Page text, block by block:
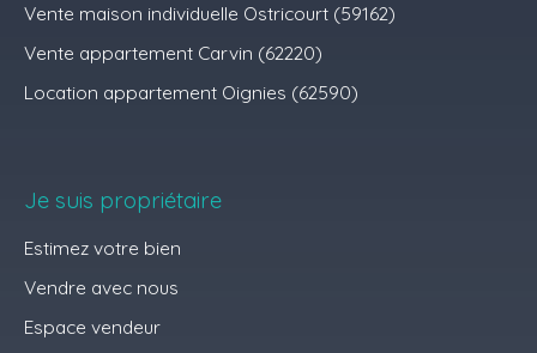
Vente maison individuelle Ostricourt (59162)
Vente appartement Carvin (62220)
Location appartement Oignies (62590)
Je suis propriétaire
Estimez votre bien
Vendre avec nous
Espace vendeur